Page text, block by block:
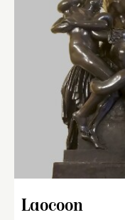
Laocoon